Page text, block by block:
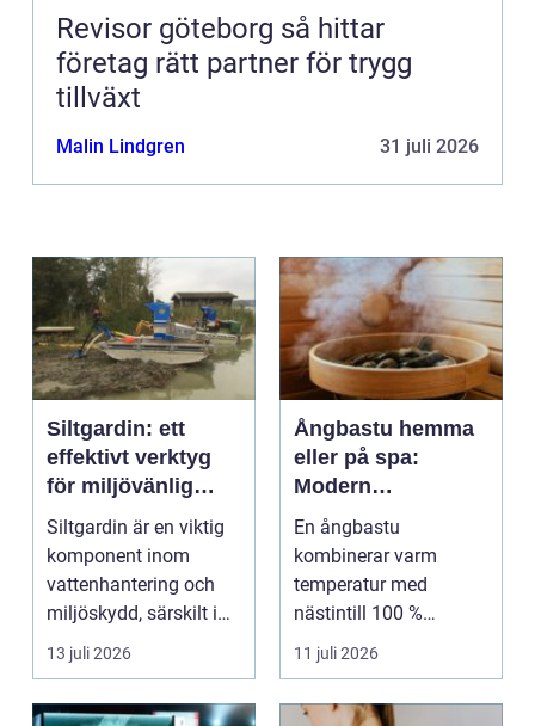
Revisor göteborg så hittar
företag rätt partner för trygg
tillväxt
Malin Lindgren 31 juli 2026
Siltgardin: ett
effektivt verktyg
för miljövänlig
vattenhantering
Siltgardin är en viktig
komponent inom
vattenhantering och
miljöskydd, särskilt i
verksamheter som i...
13 juli 2026
Ångbastu hemma
eller på spa:
Modern
återhämtning med
uråldrig logik
En ångbastu
kombinerar varm
temperatur med
nästintill 100 %
luftfuktighet för att
sk...
11 juli 2026